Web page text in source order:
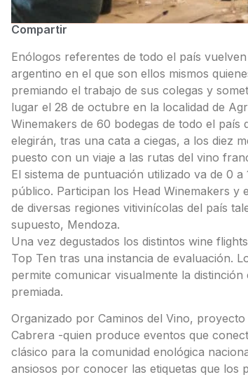
Compartir
Enólogos referentes de todo el país
argentino en el que son ellos mismos
premiando el trabajo de sus colegas y
lugar el 28 de octubre en la localidad de
Winemakers de 60 bodegas de todo el
elegirán, tras una cata a ciegas, a los diez
puesto con un viaje a las rutas del vino
El sistema de puntuación utilizado va de 0
público. Participan los Head Winemakers
de diversas regiones vitivinícolas del país
supuesto, Mendoza.
Una vez degustados los distintos wine
Top Ten tras una instancia de evaluación.
permite comunicar visualmente la
premiada.
Organizado por Caminos del Vino,
Cabrera -quien produce eventos que
clásico para la comunidad enológica
ansiosos por conocer las etiquetas que los